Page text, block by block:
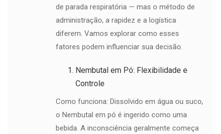
de parada respiratória — mas o método de
administração, a rapidez e a logística
diferem. Vamos explorar como esses
fatores podem influenciar sua decisão.
Nembutal em Pó: Flexibilidade e
Controle
Como funciona: Dissolvido em água ou suco,
o Nembutal em pó é ingerido como uma
bebida. A inconsciência geralmente começa